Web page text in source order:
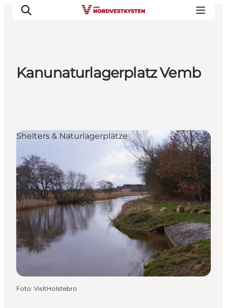
Unterkunft
Mach deine Urlaubsplanung
Kanunaturlagerplatz Vemb
Shelters & Naturlagerplätze
Foto: VisitHolstebro